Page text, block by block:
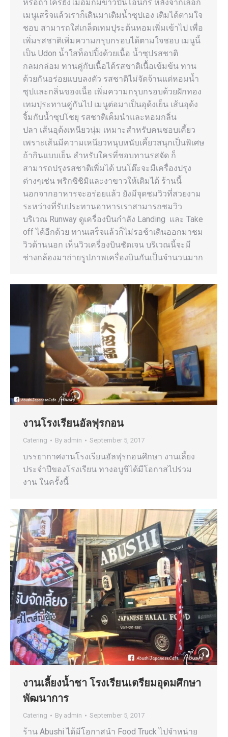
หรือถ้าใครยังไม่อิ่มก็มีข้าวปั้นโอนิกิริ หลังจากเลือก
เมนูเสร็จแล้วเราก็เดินมาเติมน้ำซุปเอง เติมได้ตามใจ
ชอบ สามารถใส่เกล็ดเทมปุระต้นหอมเพิ่มเข้าไป เพื่อ
เพิ่มรสชาติเพิ่มความกรุบกรอบได้ตามใจชอบ เมนูนี้
เป็น Udon น้ำใสท็อปปิ้งด้วยเนื้อ น้ำซุปรสชาติ
กลมกล่อม ทานคู่กับเนื้อได้รสชาติเนื้อเข้มข้น ทาน
ด้วยกันอร่อยแบบลงตัว รสชาติไม่จัดจ้านแต่หอมน้ำ
ซุปและกลิ่นของเนื้อ เพิ่มความกรุบกรอบด้วยฝักทอง
เทมปุระทานคู่กันไป เมนูต่อมาเป็นอุด้งเย็น เส้นอุด้ง
จิ้มกับน้ำซุปโชยุ รสชาติเค็มนำและหอมกลิ่น
ปลา เส้นอุด้งเหนียวนุ่ม เหมาะสำหรับคนชอบเคี้ยว
เพราะเส้นมีความเหนียวหนุบหนับเคี้ยวสนุกเป็นพิเศษ
ถ้ากินแบบเย็น สำหรับใครที่ชอบทานรสจัด ก็
สามารถปรุงรสชาติเพิ่มได้ บนโต๊ะจะมีเครื่องปรุง
ต่างๆเช่น พริกซิชิมิและงาขาวให้เติมได้ ร้านนี้
นอกจากอาหารจะอร่อยแล้ว ยังมีจุดชมวิวที่สวยงาม
ระหว่างที่รับประทานอาหารเราสามารถชมวิว
บริเวณ Runway ดูเครื่องบินกำลัง Landing และ Take
off ได้อีกด้วย ทานเสร็จแล้วก็ไม่รอช้าเดินออกมาชม
วิวด้านนอก เห็นวิวเครื่องบินชัดเจน บริเวณนี้จะมี
ช่างกล้องมาถ่ายรูปภาพเครื่องบินกันเป็นจำนวนมาก
งานโรงเรียนอัลฟุรกอน
Catering By admin September 5, 2017
บรรยากาศงานโรงเรียนอัลฟุรกอนศึกษา งานเลี้ยง
ประจำปีของโรงเรียน ทางอบูชิได้มีโอกาสไปร่วม
งาน ในครั้งนี้
งานเลี้ยงน้ำชา โรงเรียนเตรียมอุดมศึกษา
พัฒนาการ
Catering By admin September 5, 2017
ร้าน Abushi ได้มีโอกาสนำ Food Truck ไปจำหน่าย